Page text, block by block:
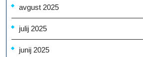
avgust 2025
julij 2025
junij 2025